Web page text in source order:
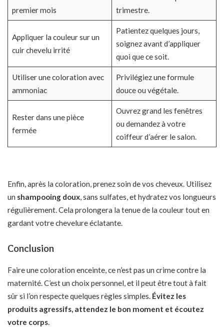
premier mois
trimestre.
Appliquer la couleur sur un
cuir chevelu irrité
Patientez quelques jours,
soignez avant d’appliquer
quoi que ce soit.
Utiliser une coloration avec
ammoniac
Privilégiez une formule
douce ou végétale.
Rester dans une pièce
fermée
Ouvrez grand les fenêtres
ou demandez à votre
coiffeur d’aérer le salon.
Enfin, après la coloration, prenez soin de vos cheveux. Utilisez
un shampooing doux, sans sulfates, et hydratez vos longueurs
régulièrement. Cela prolongera la tenue de la couleur tout en
gardant votre chevelure éclatante.
Conclusion
Faire une coloration enceinte, ce n’est pas un crime contre la
maternité. C’est un choix personnel, et il peut être tout à fait
sûr si l’on respecte quelques règles simples. Évitez les
produits agressifs, attendez le bon moment et écoutez
votre corps.